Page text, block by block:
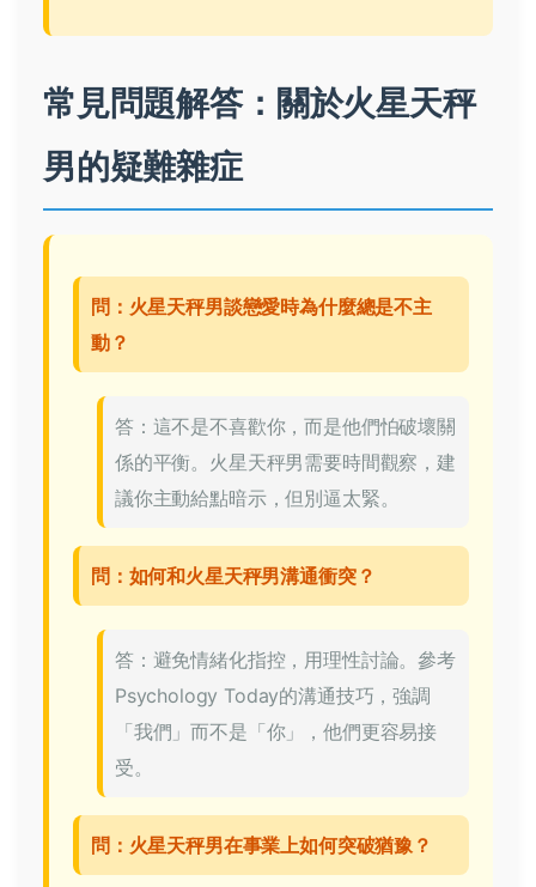
常見問題解答：關於火星天秤
男的疑難雜症
問：火星天秤男談戀愛時為什麼總是不主
動？
答：這不是不喜歡你，而是他們怕破壞關
係的平衡。火星天秤男需要時間觀察，建
議你主動給點暗示，但別逼太緊。
問：如何和火星天秤男溝通衝突？
答：避免情緒化指控，用理性討論。參考
Psychology Today的溝通技巧，強調
「我們」而不是「你」，他們更容易接
受。
問：火星天秤男在事業上如何突破猶豫？